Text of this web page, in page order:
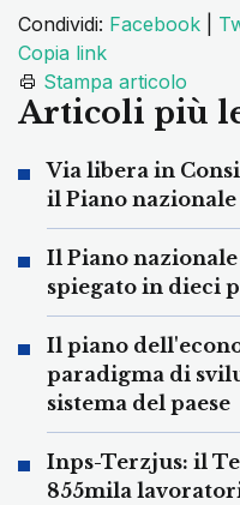
Condividi: Facebook
Copia link
Stampa articolo
Articoli più
Via libera in
il Piano nazionale
Il Piano
spiegato in dieci
Il piano
paradigma di
sistema del paese
Inps-Terzjus: il
855mila